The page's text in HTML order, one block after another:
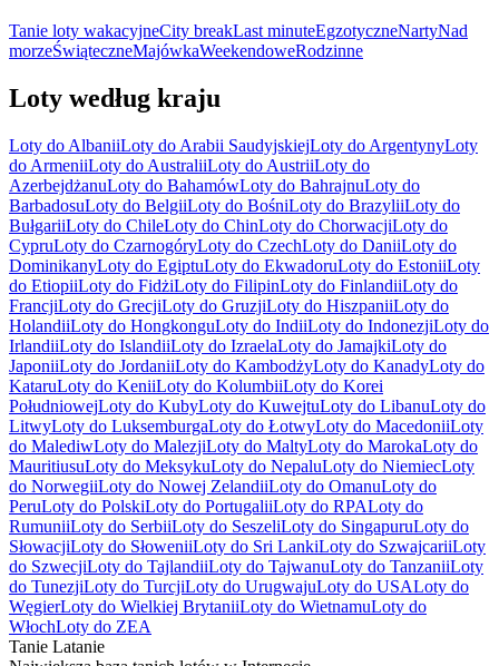
Tanie loty wakacyjneCity breakLast minuteEgzotyczneNartyNad
morzeŚwiąteczneMajówkaWeekendoweRodzinne
Loty według kraju
Loty do AlbaniiLoty do Arabii SaudyjskiejLoty do ArgentynyLoty
do ArmeniiLoty do AustraliiLoty do AustriiLoty do
AzerbejdżanuLoty do BahamówLoty do BahrajnuLoty do
BarbadosuLoty do BelgiiLoty do BośniLoty do BrazyliiLoty do
BułgariiLoty do ChileLoty do ChinLoty do ChorwacjiLoty do
CypruLoty do CzarnogóryLoty do CzechLoty do DaniiLoty do
DominikanyLoty do EgiptuLoty do EkwadoruLoty do EstoniiLoty
do EtiopiiLoty do FidżiLoty do FilipinLoty do FinlandiiLoty do
FrancjiLoty do GrecjiLoty do GruzjiLoty do HiszpaniiLoty do
HolandiiLoty do HongkonguLoty do IndiiLoty do IndonezjiLoty do
IrlandiiLoty do IslandiiLoty do IzraelaLoty do JamajkiLoty do
JaponiiLoty do JordaniiLoty do KambodżyLoty do KanadyLoty do
KataruLoty do KeniiLoty do KolumbiiLoty do Korei
PołudniowejLoty do KubyLoty do KuwejtuLoty do LibanuLoty do
LitwyLoty do LuksemburgaLoty do ŁotwyLoty do MacedoniiLoty
do MalediwLoty do MalezjiLoty do MaltyLoty do MarokaLoty do
MauritiusuLoty do MeksykuLoty do NepaluLoty do NiemiecLoty
do NorwegiiLoty do Nowej ZelandiiLoty do OmanuLoty do
PeruLoty do PolskiLoty do PortugaliiLoty do RPALoty do
RumuniiLoty do SerbiiLoty do SeszeliLoty do SingapuruLoty do
SłowacjiLoty do SłoweniiLoty do Sri LankiLoty do SzwajcariiLoty
do SzwecjiLoty do TajlandiiLoty do TajwanuLoty do TanzaniiLoty
do TunezjiLoty do TurcjiLoty do UrugwajuLoty do USALoty do
WęgierLoty do Wielkiej BrytaniiLoty do WietnamuLoty do
WłochLoty do ZEA
Tanie Latanie